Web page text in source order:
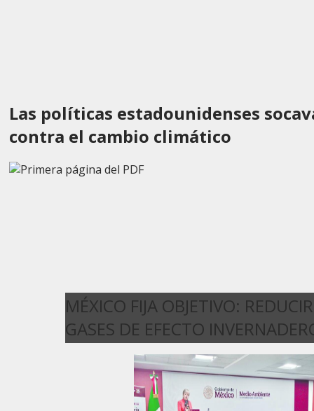
Las políticas estadounidenses
contra el cambio climático
MÉXICO FIJA OBJETIVO:
GASES DE EFECTO